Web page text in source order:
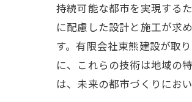
持続可能な都市を実現する
に配慮した設計と施工が求
す。有限会社東熊建設が取
に、これらの技術は地域の
は、未来の都市づくりにお